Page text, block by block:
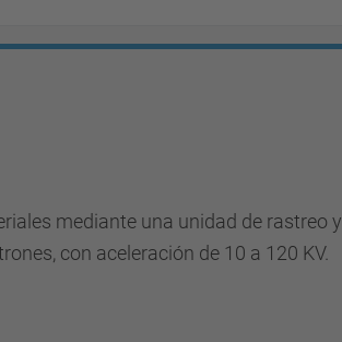
mediante una unidad de rastreo y
con aceleración de 10 a 120 KV.